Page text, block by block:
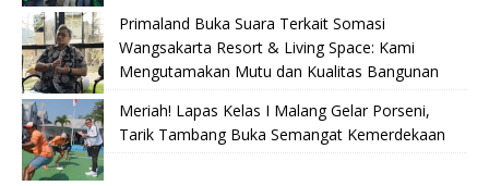
Primaland Buka Suara Terkait Somasi
Wangsakarta Resort & Living Space: Kami
Mengutamakan Mutu dan Kualitas Bangunan
Meriah! Lapas Kelas I Malang Gelar Porseni,
Tarik Tambang Buka Semangat Kemerdekaan